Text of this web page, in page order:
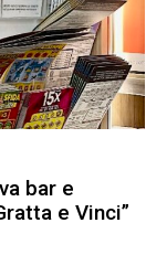
bar e
e Vinci”